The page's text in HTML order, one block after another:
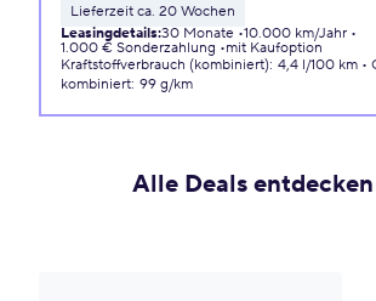
Lieferzeit ca. 20 Wochen
Leasingdetails:30 Monate 10.000 km/Jahr
1.000 € Sonderzahlung
mit Kaufoption
Kraftstoffverbrauch (kombiniert): 4,4 l/100 km
kombiniert: 99 g/km
Alle Deals entdecken